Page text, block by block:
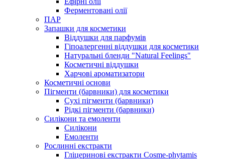
Ферментовані олії
ПАР
Запашки для косметики
Віддушки для парфумів
Гіпоалергенні віддушки для косметики
Натуральні бленди "Natural Feelings"
Косметичні віддушки
Харчові ароматизатори
Косметичні основи
Пігменти (барвники) для косметики
Сухі пігменти (барвники)
Рідкі пігменти (барвники)
Силікони та емоленти
Силікони
Емоленти
Рослинні екстракти
Гліцеринові екстракти Cosme-phytamis